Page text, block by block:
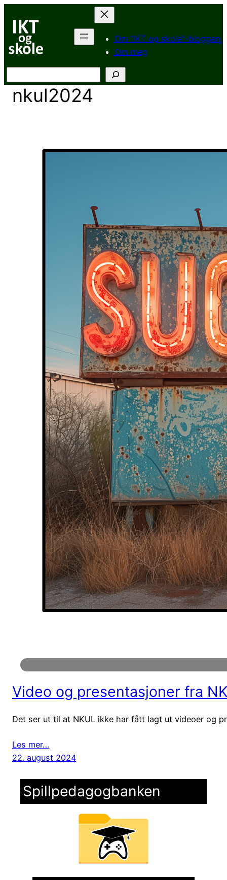
innhold
Om “IKT og skole”-bloggen
Om meg
nkul2024
Video og presentasjoner fra
Det ser ut til at NKUL ikke har fått lagt ut videoer og
Les mer…
22. august 2024
Spillpedagogbanken